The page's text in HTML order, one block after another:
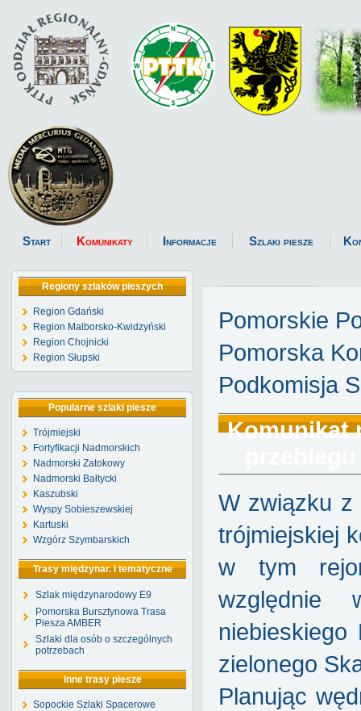
Start Komunikaty Informacje Szlaki piesze
Regiony szlaków pieszych
Region Gdański
Region Malborsko-Kwidzyński
Region Chojnicki
Region Słupski
Popularne szlaki piesze
Trójmiejski
Fortyfikacji Nadmorskich
Nadmorski Zatokowy
Nadmorski Bałtycki
Kaszubski
Wyspy Sobieszewskiej
Kartuski
Wzgórz Szymbarskich
Trasy międzynar. i tematyczne
Szlak międzynarodowy E9
Pomorska Bursztynowa Trasa
Piesza AMBER
Szlaki dla osób o szczególnych
potrzebach
Inne trasy piesze
Sopockie Szlaki Spacerowe
Pomorskie
Pomorska
Podkomisja
Komunikat
W związku z
trójmiejskiej
w tym
względnie
zielonego
Planując